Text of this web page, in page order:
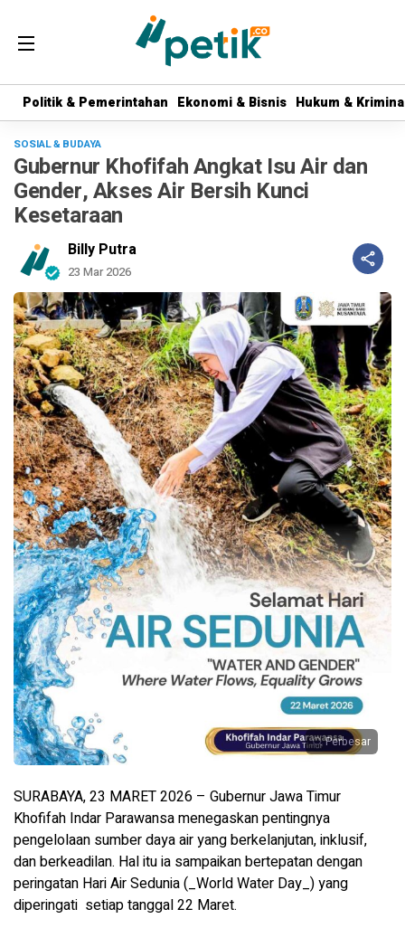
Politik & Pemerintahan Ekonomi & Bisnis Hukum &
Politik & Pemerintahan Ekonomi & Bisnis Hukum &
SOSIAL & BUDAYA
Gubernur Khofifah Angkat Isu Air dan
Gender, Akses Air Bersih Kunci
Kesetaraan
Billy Putra
23 Mar 2026
Perbesar
SURABAYA, 23 MARET 2026 – Gubernur Jawa Timur
Khofifah Indar Parawansa menegaskan pentingnya
pengelolaan sumber daya air yang berkelanjutan, inklusif,
dan berkeadilan. Hal itu ia sampaikan bertepatan dengan
peringatan Hari Air Sedunia (_World Water Day_) yang
diperingati setiap tanggal 22 Maret.